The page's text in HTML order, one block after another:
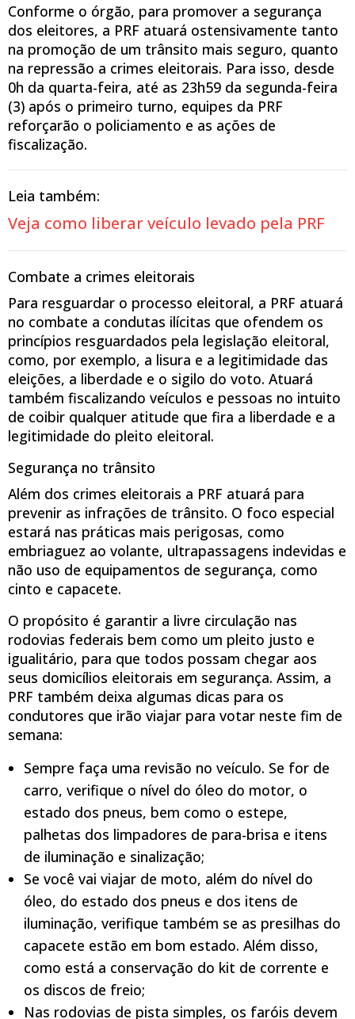
Conforme o órgão, para promover a segurança
dos eleitores, a PRF atuará ostensivamente tanto
na promoção de um trânsito mais seguro, quanto
na repressão a crimes eleitorais. Para isso, desde
0h da quarta-feira, até as 23h59 da segunda-feira
(3) após o primeiro turno, equipes da PRF
reforçarão o policiamento e as ações de
fiscalização.
Leia também:
Veja como liberar veículo levado pela PRF
Combate a crimes eleitorais
Para resguardar o processo eleitoral, a PRF atuará
no combate a condutas ilícitas que ofendem os
princípios resguardados pela legislação eleitoral,
como, por exemplo, a lisura e a legitimidade das
eleições, a liberdade e o sigilo do voto. Atuará
também fiscalizando veículos e pessoas no intuito
de coibir qualquer atitude que fira a liberdade e a
legitimidade do pleito eleitoral.
Segurança no trânsito
Além dos crimes eleitorais a PRF atuará para
prevenir as infrações de trânsito. O foco especial
estará nas práticas mais perigosas, como
embriaguez ao volante, ultrapassagens indevidas e
não uso de equipamentos de segurança, como
cinto e capacete.
O propósito é garantir a livre circulação nas
rodovias federais bem como um pleito justo e
igualitário, para que todos possam chegar aos
seus domicílios eleitorais em segurança. Assim, a
PRF também deixa algumas dicas para os
condutores que irão viajar para votar neste fim de
semana:
Sempre faça uma revisão no veículo. Se for de
carro, verifique o nível do óleo do motor, o
estado dos pneus, bem como o estepe,
palhetas dos limpadores de para-brisa e itens
de iluminação e sinalização;
Se você vai viajar de moto, além do nível do
óleo, do estado dos pneus e dos itens de
iluminação, verifique também se as presilhas do
capacete estão em bom estado. Além disso,
como está a conservação do kit de corrente e
os discos de freio;
Nas rodovias de pista simples, os faróis devem